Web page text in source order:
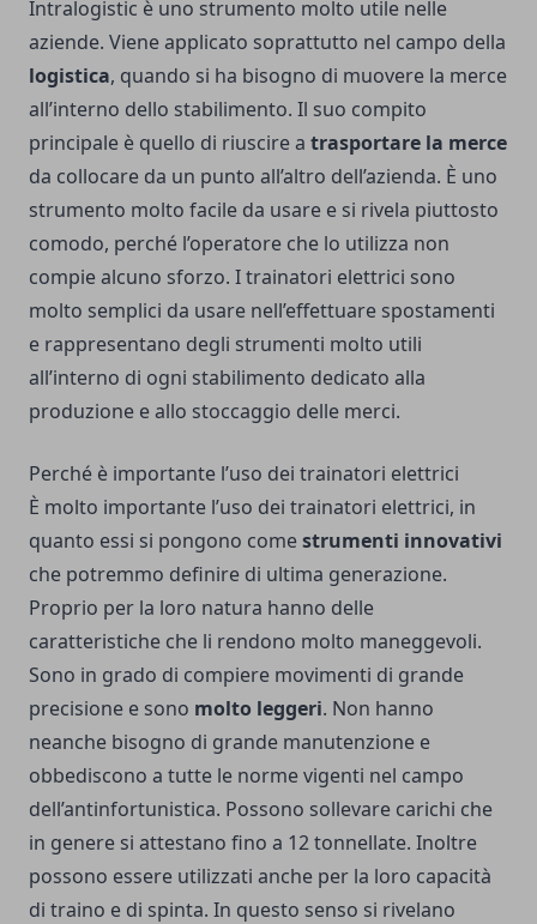
Intralogistic è uno strumento molto utile nelle
aziende. Viene applicato soprattutto nel campo della
logistica, quando si ha bisogno di muovere la merce
all’interno dello stabilimento. Il suo compito
principale è quello di riuscire a trasportare la merce
da collocare da un punto all’altro dell’azienda. È uno
strumento molto facile da usare e si rivela piuttosto
comodo, perché l’operatore che lo utilizza non
compie alcuno sforzo. I trainatori elettrici sono
molto semplici da usare nell’effettuare spostamenti
e rappresentano degli strumenti molto utili
all’interno di ogni stabilimento dedicato alla
produzione e allo stoccaggio delle merci.
Perché è importante l’uso dei trainatori elettrici
È molto importante l’uso dei trainatori elettrici, in
quanto essi si pongono comestrumenti innovativi
che potremmo definire di ultima generazione.
Proprio per la loro natura hanno delle
caratteristiche che li rendono molto maneggevoli.
Sono in grado di compiere movimenti di grande
precisione e sono molto leggeri. Non hanno
neanche bisogno di grande manutenzione e
obbediscono a tutte le norme vigenti nel campo
dell’antinfortunistica. Possono sollevare carichi che
in genere si attestano fino a 12 tonnellate. Inoltre
possono essere utilizzati anche per la loro capacità
di traino e di spinta. In questo senso si rivelano